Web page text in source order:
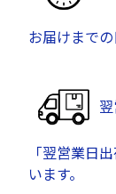
お届けまで
「翌営業日
います。